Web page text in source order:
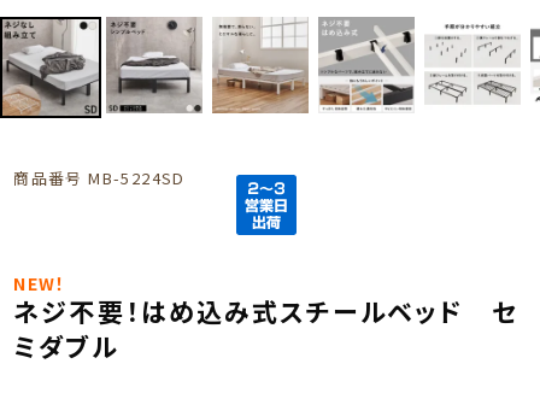
商品番号 MB-5224SD
NEW！
ネジ不要！はめ込み式スチールベッド セ
ミダブル